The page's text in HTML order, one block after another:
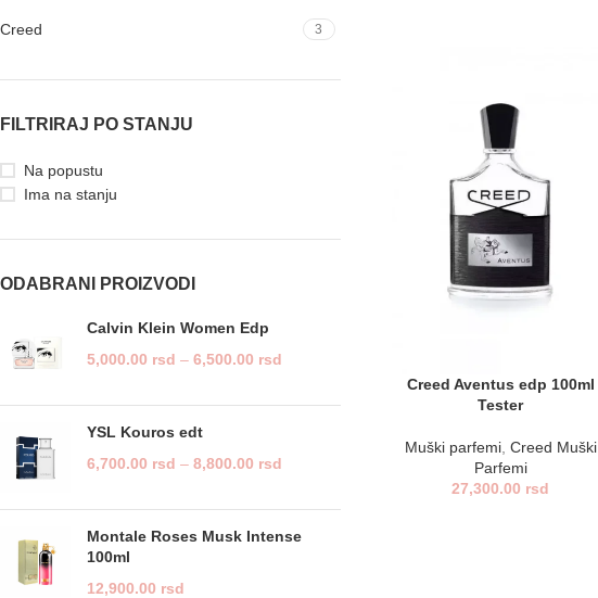
Creed 3
FILTRIRAJ PO STANJU
Na popustu
Ima na stanju
ODABRANI PROIZVODI
Calvin Klein Women Edp
5,000.00 rsd – 6,500.00 rsd
YSL Kouros edt
6,700.00 rsd – 8,800.00 rsd
Montale Roses Musk Intense
100ml
12,900.00 rsd
Creed Aventus edp 100ml
Tester
Muški parfemi, Creed Muški
Parfemi
27,300.00 rsd